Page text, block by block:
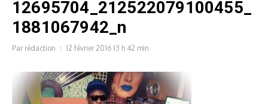
12695704_212522079100455_
1881067942_n
Par rédaction 12 février 2016 13 h 42 min